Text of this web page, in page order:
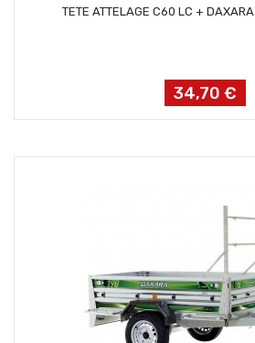
TETE ATTELAGE C60 LC +
Prix
34,70 €